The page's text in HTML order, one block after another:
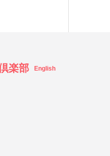
楽部 English